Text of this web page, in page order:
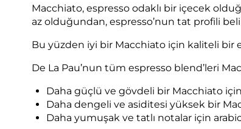
Macchiato, espresso odaklı bir içecek
az olduğundan, espresso’nun tat profili
Bu yüzden iyi bir Macchiato için kaliteli bir
De La Pau’nun tüm espresso blend’leri
Daha güçlü ve gövdeli bir Macchiato
Daha dengeli ve asiditesi yüksek bir
Daha yumuşak ve tatlı notalar için